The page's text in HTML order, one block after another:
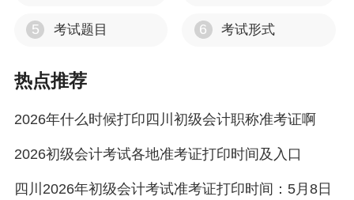
四川省财政厅
说明：因考试政策、内容不断变化与调整，正保
会计网校提供的以上信息仅供参考，如有异议，
请考生以官方部门公布的内容为准！
5 考试题目 6 考试形式
热点推荐
2026年什么时候打印四川初级会计职称准考证啊
2026初级会计考试各地准考证打印时间及入口
四川2026年初级会计考试准考证打印时间：5月8日